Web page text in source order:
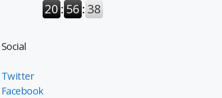
Social
Twitter
Facebook